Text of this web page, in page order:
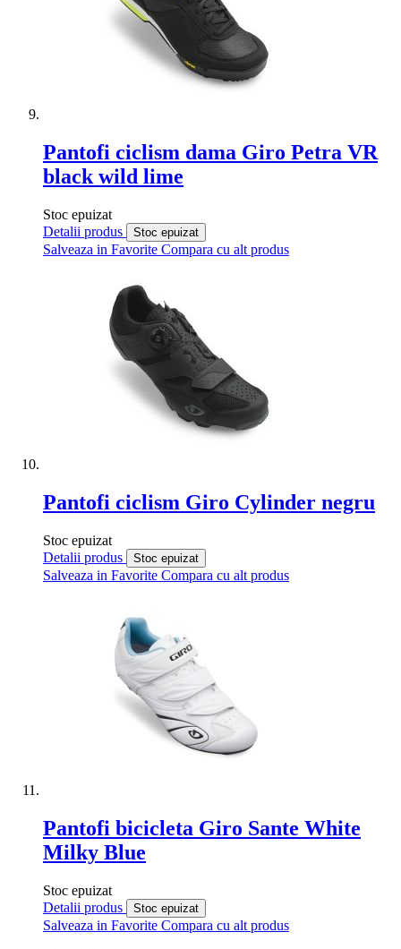
Pantofi ciclism dama Giro Petra VR
black wild lime
Stoc epuizat
Detalii produs
Stoc epuizat
Salveaza in Favorite Compara cu alt produs
Pantofi ciclism Giro Cylinder negru
Stoc epuizat
Detalii produs
Stoc epuizat
Salveaza in Favorite Compara cu alt produs
Pantofi bicicleta Giro Sante White
Milky Blue
Stoc epuizat
Detalii produs
Stoc epuizat
Salveaza in Favorite Compara cu alt produs